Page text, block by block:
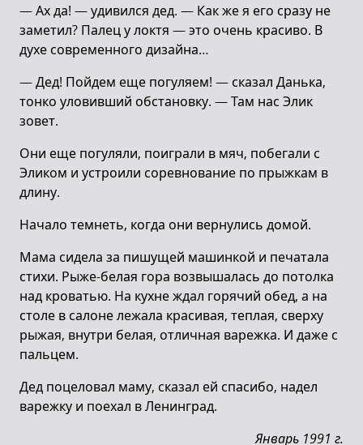
— Ах да! — удивился дед. — Как же я его сразу не
заметил? Палец у локтя — это очень красиво. В
духе современного дизайна…
— Дед! Пойдем еще погуляем! — сказал Данька,
тонко уловивший обстановку. — Там нас Элик
зовет.
Они еще погуляли, поиграли в мяч, побегали с
Эликом и устроили соревнование по прыжкам в
длину.
Начало темнеть, когда они вернулись домой.
Мама сидела за пишущей машинкой и печатала
стихи. Рыже-белая гора возвышалась до потолка
над кроватью. На кухне ждал горячий обед, а на
столе в салоне лежала красивая, теплая, сверху
рыжая, внутри белая, отличная варежка. И даже с
пальцем.
Дед поцеловал маму, сказал ей спасибо, надел
варежку и поехал в Ленинград.
Январь 1991 г.